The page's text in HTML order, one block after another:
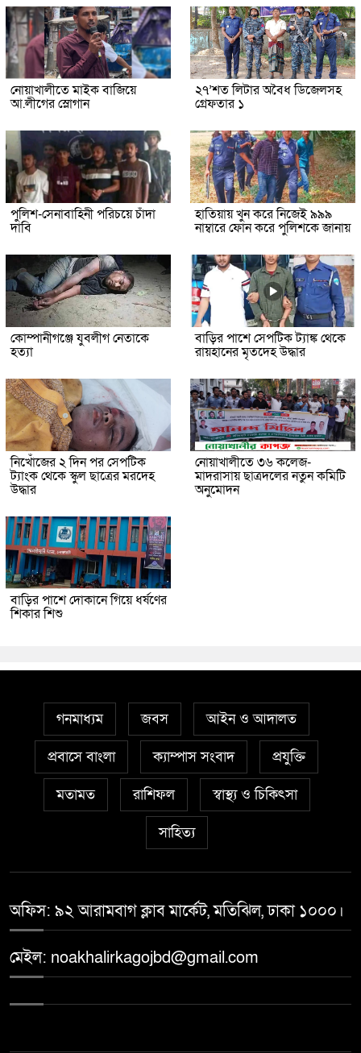
নোয়াখালীতে মাইক বাজিয়ে
আ.লীগের স্লোগান
২৭’শত লিটার অবৈধ ডিজেলসহ
গ্রেফতার ১
পুলিশ-সেনাবাহিনী পরিচয়ে চাঁদা
দাবি
হাতিয়ায় খুন করে নিজেই ৯৯৯
নাম্বারে ফোন করে পুলিশকে জানায়
কোম্পানীগঞ্জে যুবলীগ নেতাকে
হত্যা
বাড়ির পাশে সেপটিক ট্যাঙ্ক থেকে
রায়হানের মৃতদেহ উদ্ধার
নিখোঁজের ২ দিন পর সেপটিক
ট্যাংক থেকে স্কুল ছাত্রের মরদেহ
উদ্ধার
নোয়াখালীতে ৩৬ কলেজ-
মাদরাসায় ছাত্রদলের নতুন কমিটি
অনুমোদন
বাড়ির পাশে দোকানে গিয়ে ধর্ষণের
শিকার শিশু
গনমাধ্যম জবস আইন ও আদালত
প্রবাসে বাংলা ক্যাম্পাস সংবাদ প্রযুক্তি
মতামত রাশিফল স্বাস্থ্য ও চিকিৎসা
সাহিত্য
অফিস: ৯২ আরামবাগ ক্লাব মার্কেট, মতিঝিল, ঢাকা ১০০০।
মেইল: noakhalirkagojbd@gmail.com